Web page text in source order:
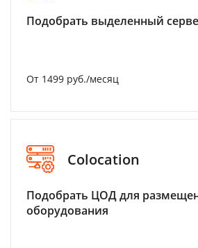
Подобрать выделенный
От 1499 руб./месяц
Colocation
Подобрать ЦОД для
оборудования